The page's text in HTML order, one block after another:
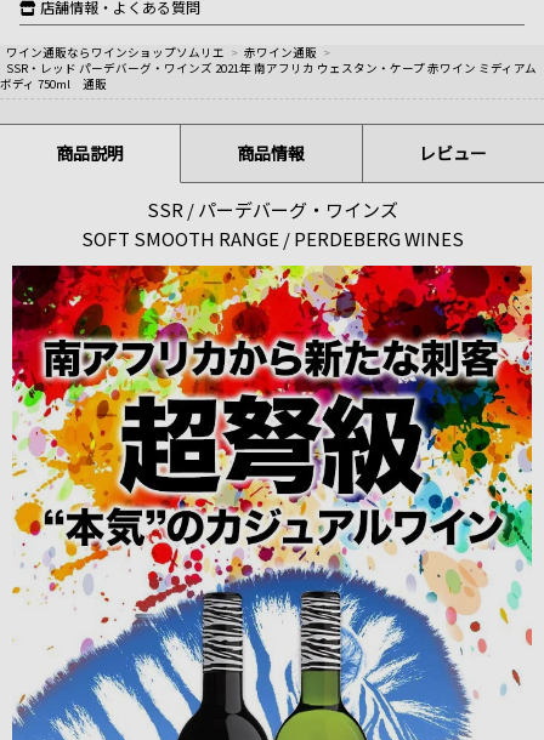
店舗情報・よくある質問
ワイン通販ならワインショップソムリエ > 赤ワイン通販 >
SSR・レッド パーデバーグ・ワインズ 2021年 南アフリカ ウェスタン・ケープ 赤ワイン ミディアム
ボディ 750ml 通販
商品説明 商品情報 レビュー
SSR / パーデバーグ・ワインズ
SOFT SMOOTH RANGE / PERDEBERG WINES